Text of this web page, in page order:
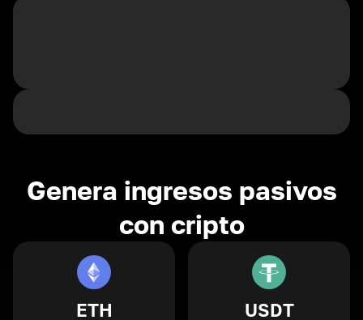
Genera ingresos pasivos
con cripto
ETH USDT